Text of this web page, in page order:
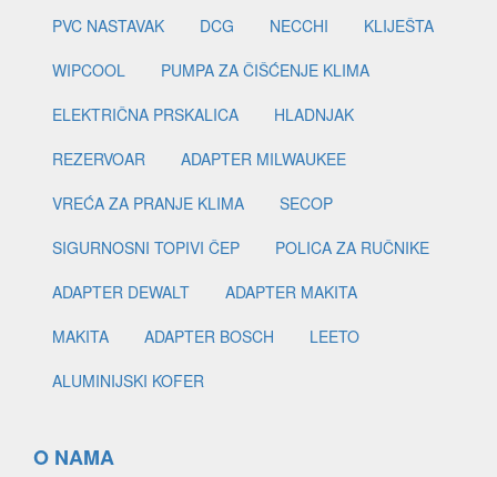
PVC NASTAVAK
DCG NECCHI
KLIJEŠTA
WIPCOOL
PUMPA ZA ČIŠĆENJE KLIMA
ELEKTRIČNA PRSKALICA
HLADNJAK
REZERVOAR
ADAPTER MILWAUKEE
VREĆA ZA PRANJE KLIMA
SECOP
SIGURNOSNI TOPIVI ČEP
POLICA ZA RUČNIKE
ADAPTER DEWALT
ADAPTER MAKITA
MAKITA
ADAPTER BOSCH
LEETO
ALUMINIJSKI KOFER
O NAMA